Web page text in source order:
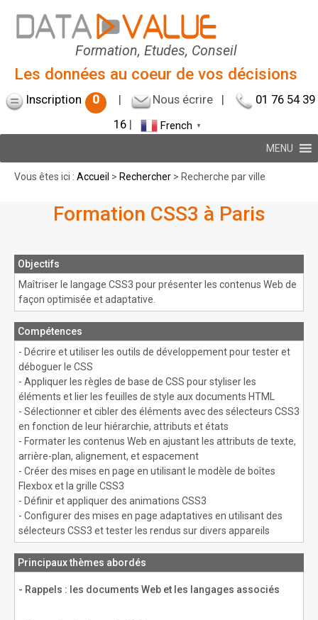
Formation, Etudes, Conseil
Les données au coeur de vos décisions
Inscription 0 | Nous écrire|
01 76 54 39
16| French ▼
MENU
Vous êtes ici : Accueil > Rechercher > Recherche par ville
Formation CSS3 à Paris
Objectifs
Maîtriser le langage CSS3 pour présenter les contenus Web de
façon optimisée et adaptative.
Compétences
- Décrire et utiliser les outils de développement pour tester et
déboguer le CSS
- Appliquer les règles de base de CSS pour styliser les
éléments et lier les feuilles de style aux documents HTML
- Sélectionner et cibler des éléments avec des sélecteurs CSS3
en fonction de leur hiérarchie, attributs et états
- Formater les contenus Web en ajustant les attributs de texte,
arrière-plan, alignement, et espacement
- Créer des mises en page en utilisant le modèle de boîtes
Flexbox et la grille CSS3
- Définir et appliquer des animations CSS3
- Configurer des mises en page adaptatives en utilisant des
sélecteurs CSS3 et tester les rendus sur divers appareils
Principaux thèmes abordés
- Rappels : les documents Web et les langages associés